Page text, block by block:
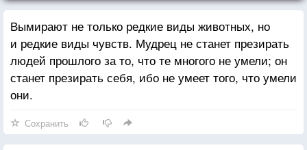
Вымирают не только редкие виды животных, но
и редкие виды чувств. Мудрец не станет презирать
людей прошлого за то, что те многого не умели; он
станет презирать себя, ибо не умеет того, что умели
они.
Сохранить